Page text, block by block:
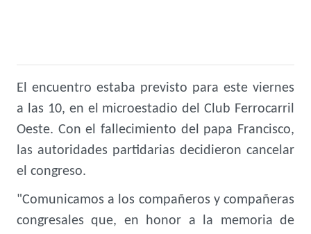
El encuentro estaba previsto para este viernes
a las 10, en el microestadio del Club Ferrocarril
Oeste. Con el fallecimiento del papa Francisco,
las autoridades partidarias decidieron cancelar
el congreso.
"Comunicamos a los compañeros y compañeras
congresales que, en honor a la memoria de